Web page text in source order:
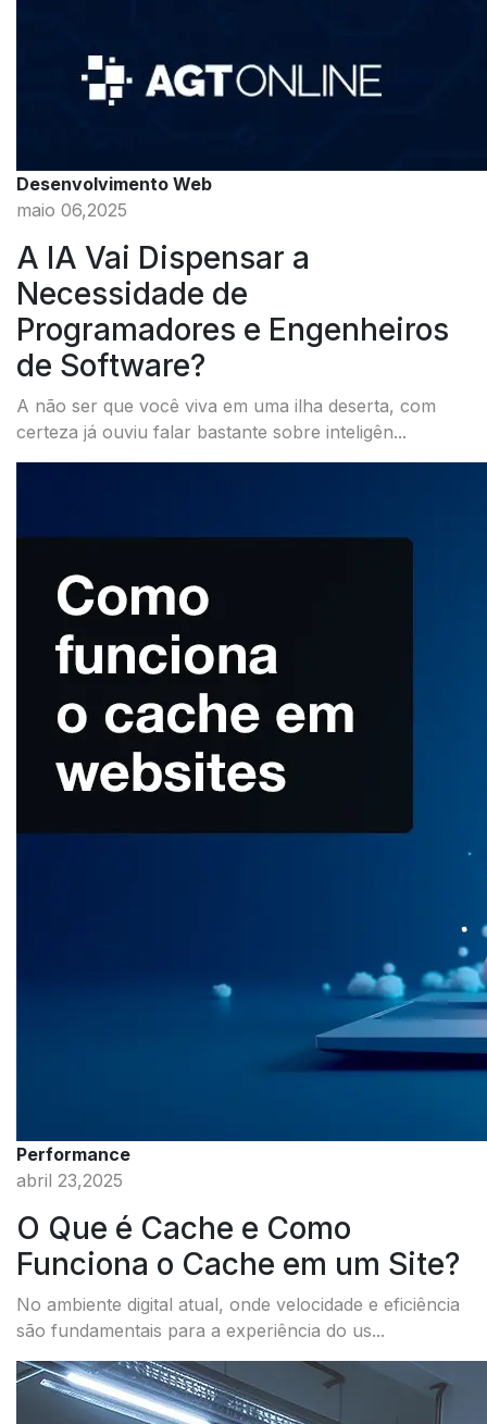
Desenvolvimento Web
maio 06,2025
A IA Vai Dispensar a
Necessidade de
Programadores e Engenheiros
de Software?
A não ser que você viva em uma ilha deserta, com
certeza já ouviu falar bastante sobre inteligên...
Performance
abril 23,2025
O Que é Cache e Como
Funciona o Cache em um Site?
No ambiente digital atual, onde velocidade e eficiência
são fundamentais para a experiência do us...